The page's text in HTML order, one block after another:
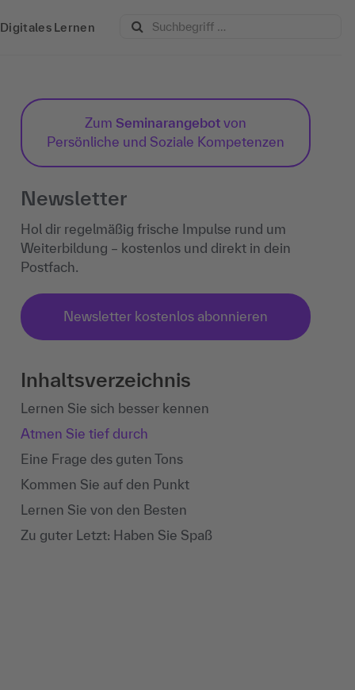
Digitales Lernen
Zum Seminarangebotvon
Persönliche und Soziale Kompetenzen
Newsletter
Hol dir regelmäßig frische Impulse rund um
Weiterbildung – kostenlos und direkt in dein
Postfach.
Newsletter kostenlos abonnieren
Inhaltsverzeichnis
Lernen Sie sich besser kennen
Atmen Sie tief durch
Eine Frage des guten Tons
Kommen Sie auf den Punkt
Lernen Sie von den Besten
Zu guter Letzt: Haben Sie Spaß